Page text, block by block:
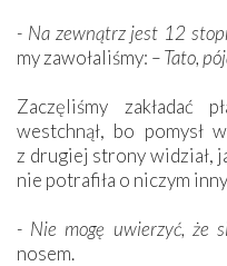
- Na zewnątrz jest 12
my zawołaliśmy: – Tato,
Zaczęliśmy zakładać
westchnął, bo pomysł
z drugiej strony widział,
nie potrafiła o niczym
- Nie mogę uwierzyć, że
nosem.